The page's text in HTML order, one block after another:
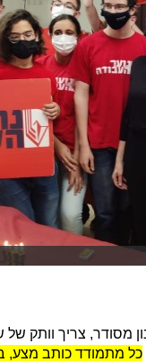
כל מתמודד כותב מצע,